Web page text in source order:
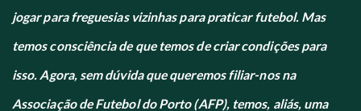
jogar para freguesias vizinhas para praticar futebol. Mas
temos consciência de que temos de criar condições para
isso. Agora, sem dúvida que queremos filiar-nos na
Associação de Futebol do Porto (AFP), temos, aliás, uma